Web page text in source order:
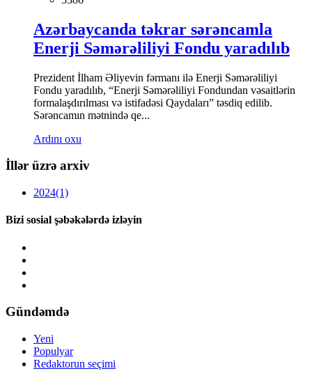
Azərbaycanda təkrar sərəncamla
Enerji Səmərəliliyi Fondu yaradılıb
Prezident İlham Əliyevin fərmanı ilə Enerji Səmərəliliyi
Fondu yaradılıb, “Enerji Səmərəliliyi Fondundan vəsaitlərin
formalaşdırılması və istifadəsi Qaydaları” təsdiq edilib.
Sərəncamın mətnində qe...
Ardını oxu
İllər üzrə arxiv
2024(1)
Bizi sosial şəbəkələrdə izləyin
Gündəmdə
Yeni
Populyar
Redaktorun seçimi